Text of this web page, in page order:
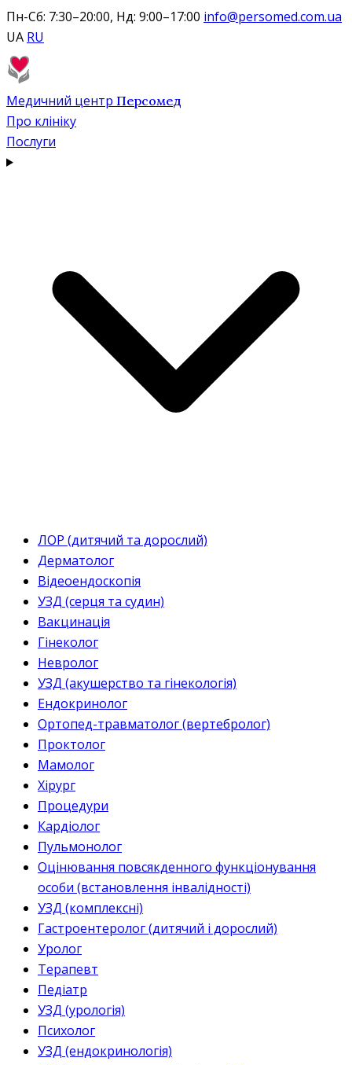
Пн-Сб: 7:30–20:00, Нд: 9:00–17:00 info@persomed.com.ua
UA RU
Медичний центр Персомед
Про клініку
Послуги
ЛОР (дитячий та дорослий)
Дерматолог
Відеоендоскопія
УЗД (серця та судин)
Вакцинація
Гінеколог
Невролог
УЗД (акушерство та гінекологія)
Ендокринолог
Ортопед-травматолог (вертебролог)
Проктолог
Мамолог
Хірург
Процедури
Кардіолог
Пульмонолог
Оцінювання повсякденного функціонування
особи (встановлення інвалідності)
УЗД (комплексні)
Гастроентеролог (дитячий і дорослий)
Уролог
Терапевт
Педіатр
УЗД (урологія)
Психолог
УЗД (ендокринологія)